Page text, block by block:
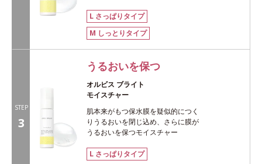
L さっぱりタイプ
M しっとりタイプ
STEP
3
うるおいを保つ
オルビス ブライト
モイスチャー
肌本来がもつ保水膜を疑似的につく
りうるおいを閉じ込め、さらに膜が
うるおいを保つモイスチャー
L さっぱりタイプ